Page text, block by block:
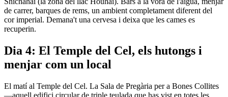
de carrer, barques de rems, un ambient completament diferent del
cor imperial. Demana't una cervesa i deixa que les cames es
recuperin.
Dia 4: El Temple del Cel, els hutongs i
menjar com un local
El matí al Temple del Cel. La Sala de Pregària per a Bones Collites
—aquell edifici circular de triple teulada que has vist en totes les